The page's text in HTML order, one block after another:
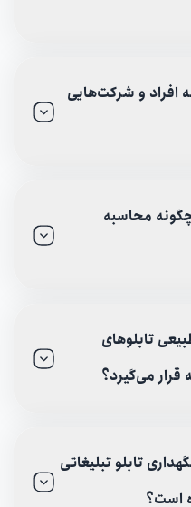
افراد و شرکت‌هایی
محاسبه
تابلوهای
می‌گیرد؟
تابلو تبلیغاتی
است؟